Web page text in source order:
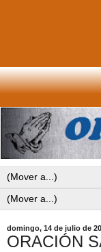
domingo, 14 de julio de
ORACIÓN